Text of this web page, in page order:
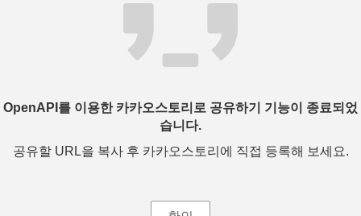
OpenAPI를 이용한 카카오스토리로 공유하기 기능이 종료되었
습니다.
공유할 URL을 복사 후 카카오스토리에 직접 등록해 보세요.